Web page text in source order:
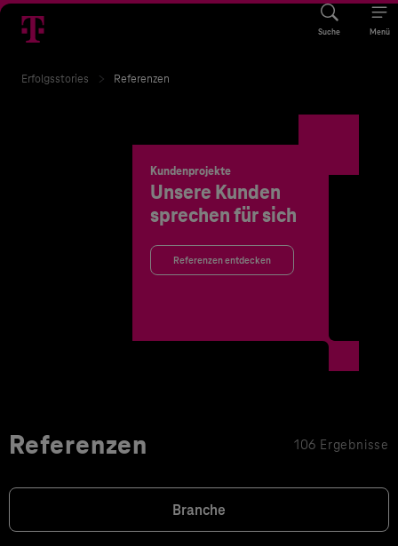
Suche Menü
Erfolgsstories Referenzen
Kundenprojekte
Unsere Kunden
sprechen für sich
Referenzen entdecken
Referenzen 106 Ergebnisse
Branche